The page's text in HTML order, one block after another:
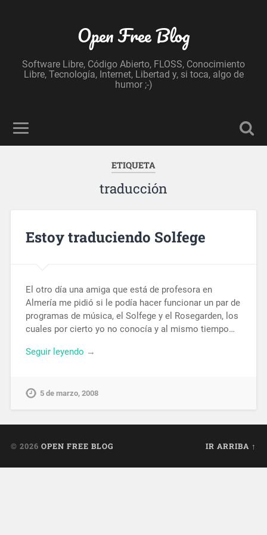
Open Free Blog
Software Libre, Código Abierto, FLOSS, Conocimiento
Libre, Tecnología, Internet, Libertad y, si toca, algo de
humor ;-)
ETIQUETA
traducción
Estoy traduciendo Solfege
El otro día una amiga que está de profesora en
Almería me pidió si le podía hacer funcionar un par de
programas de música, el Solfege y el Rosegarden, los
cuales por cierto yo no conocía y al mismo tiempo…
Seguir leyendo →
5 de marzo, 2008
© 2026 OPEN FREE BLOG IR ARRIBA ↑